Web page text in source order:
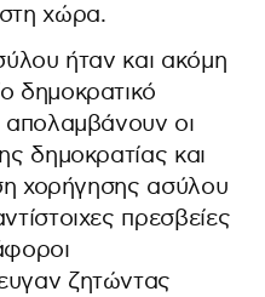
χώρα.
ήταν και ακόμη
δημοκρατικό
απολαμβάνουν οι
δημοκρατίας και
χορήγησης ασύλου
πρεσβείες
ζητώντας